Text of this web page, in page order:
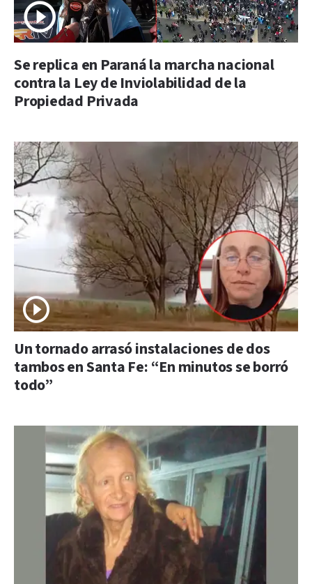
Se replica en Paraná la marcha nacional
contra la Ley de Inviolabilidad de la
Propiedad Privada
Un tornado arrasó instalaciones de dos
tambos en Santa Fe: “En minutos se borró
todo”